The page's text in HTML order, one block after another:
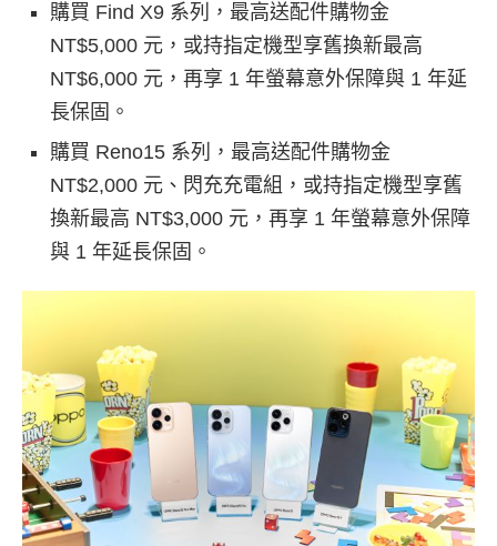
購買 Find X9 系列，最高送配件購物金
NT$5,000 元，或持指定機型享舊換新最高
NT$6,000 元，再享 1 年螢幕意外保障與 1 年延
長保固。
購買 Reno15 系列，最高送配件購物金
NT$2,000 元、閃充充電組，或持指定機型享舊
換新最高 NT$3,000 元，再享 1 年螢幕意外保障
與 1 年延長保固。